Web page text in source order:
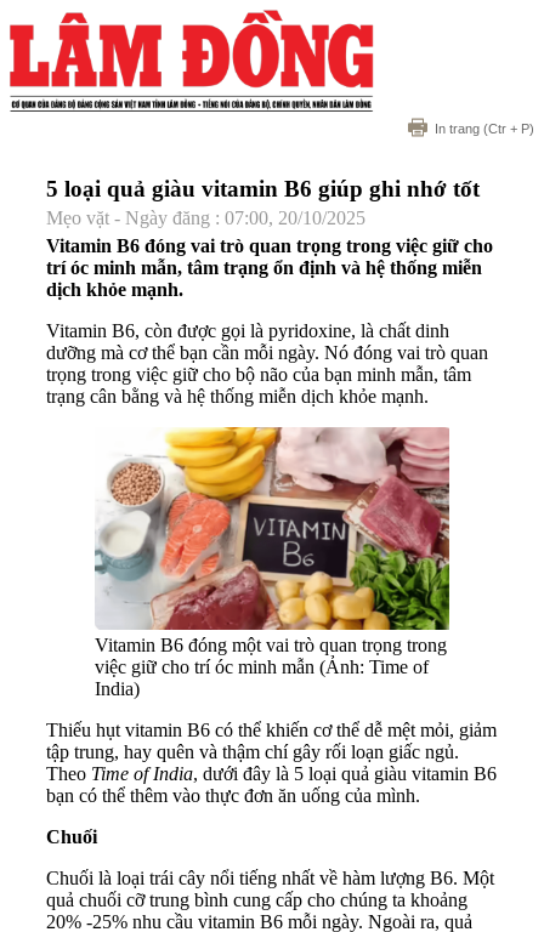
In trang (Ctr + P)
5 loại quả giàu vitamin B6 giúp ghi nhớ tốt
Mẹo vặt - Ngày đăng : 07:00, 20/10/2025
Vitamin B6 đóng vai trò quan trọng trong việc giữ cho
trí óc minh mẫn, tâm trạng ổn định và hệ thống miễn
dịch khỏe mạnh.
Vitamin B6, còn được gọi là pyridoxine, là chất dinh
dưỡng mà cơ thể bạn cần mỗi ngày. Nó đóng vai trò quan
trọng trong việc giữ cho bộ não của bạn minh mẫn, tâm
trạng cân bằng và hệ thống miễn dịch khỏe mạnh.
Vitamin B6 đóng một vai trò quan trọng trong
việc giữ cho trí óc minh mẫn (Ảnh: Time of
India)
Thiếu hụt vitamin B6 có thể khiến cơ thể dễ mệt mỏi, giảm
tập trung, hay quên và thậm chí gây rối loạn giấc ngủ.
Theo Time of India, dưới đây là 5 loại quả giàu vitamin B6
bạn có thể thêm vào thực đơn ăn uống của mình.
Chuối
Chuối là loại trái cây nổi tiếng nhất về hàm lượng B6. Một
quả chuối cỡ trung bình cung cấp cho chúng ta khoảng
20% -25% nhu cầu vitamin B6 mỗi ngày. Ngoài ra, quả